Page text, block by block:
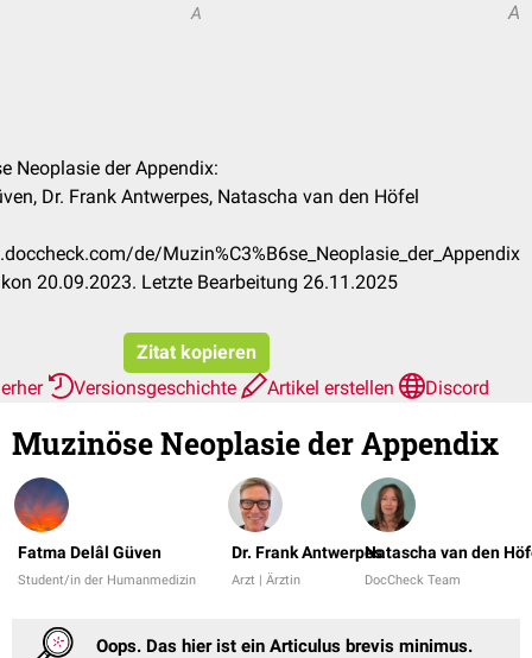
A A
Neoplasie der Appendix:
Dr. Frank Antwerpes, Natascha van den Höfel
de/Muzin%C3%B6se_Neoplasie_der_Appendix
20.09.2023. Letzte Bearbeitung 26.11.2025
Zitat kopieren
Versionsgeschichte Artikel erstellen Discord
Muzinöse Neoplasie der Appendix
Fatma Delâl Güven
Student/in der Humanmedizin
Dr. Frank Antwerpes
Arzt | Ärztin
Natascha van den
DocCheck Team
Oops. Das hier ist ein Articulus brevis minimus.